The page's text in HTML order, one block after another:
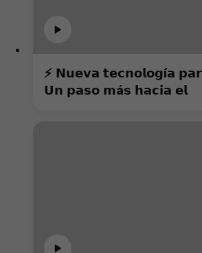
⚡️ 𝗡𝘂𝗲𝘃𝗮 𝘁𝗲𝗰𝗻𝗼𝗹𝗼𝗴í𝗮
𝗨𝗻 𝗽𝗮𝘀𝗼 𝗺á𝘀 𝗵𝗮𝗰𝗶𝗮 𝗲𝗹